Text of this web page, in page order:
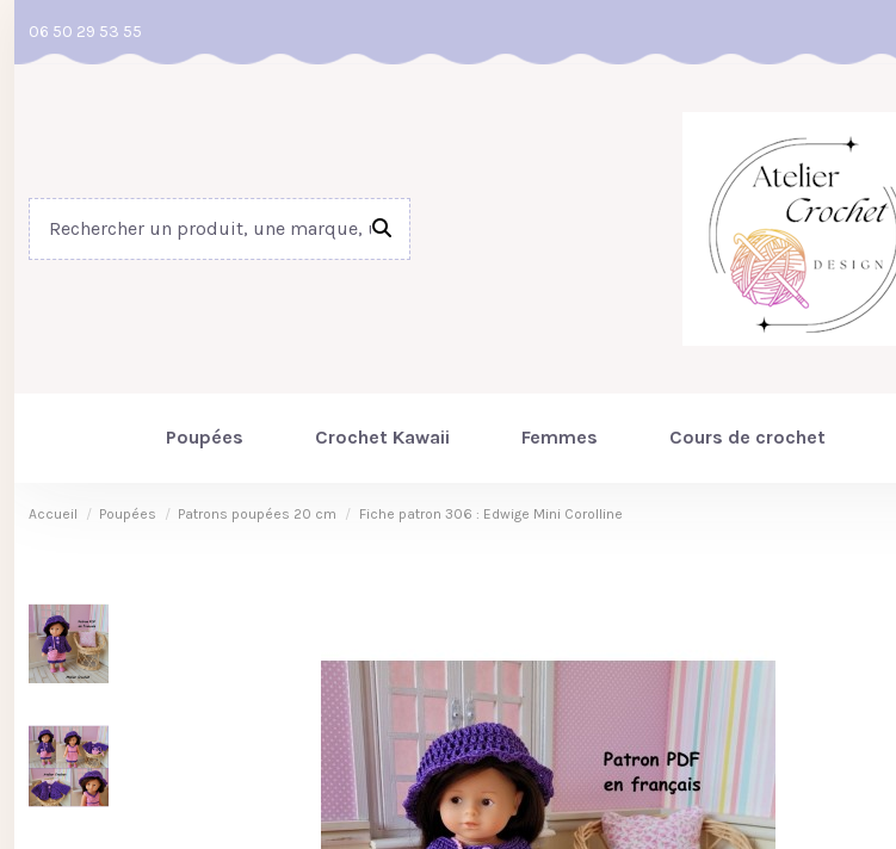
06 50 29 53 55
Poupées Crochet Kawaii Femmes Cours de crochet
Accueil Poupées Patrons poupées 20 cm Fiche patron 306 : Edwige Mini Corolline